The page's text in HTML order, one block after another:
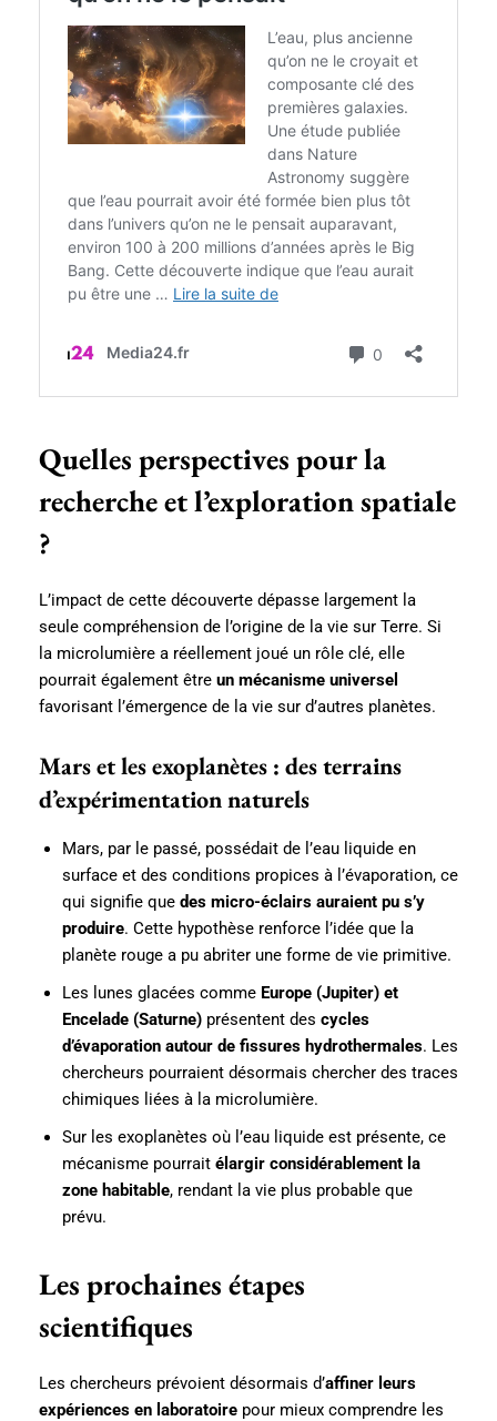
Quelles perspectives pour la
recherche et l’exploration spatiale
?
L’impact de cette découverte dépasse largement la
seule compréhension de l’origine de la vie sur Terre. Si
la microlumière a réellement joué un rôle clé, elle
pourrait également être un mécanisme universel
favorisant l’émergence de la vie sur d’autres planètes.
Mars et les exoplanètes : des terrains
d’expérimentation naturels
Mars, par le passé, possédait de l’eau liquide en
surface et des conditions propices à l’évaporation, ce
qui signifie que des micro-éclairs auraient pu s’y
produire. Cette hypothèse renforce l’idée que la
planète rouge a pu abriter une forme de vie primitive.
Les lunes glacées comme Europe (Jupiter) et
Encelade (Saturne) présentent des cycles
d’évaporation autour de fissures hydrothermales. Les
chercheurs pourraient désormais chercher des traces
chimiques liées à la microlumière.
Sur les exoplanètes où l’eau liquide est présente, ce
mécanisme pourrait élargir considérablement la
zone habitable, rendant la vie plus probable que
prévu.
Les prochaines étapes
scientifiques
Les chercheurs prévoient désormais d’affiner leurs
expériences en laboratoire pour mieux comprendre les